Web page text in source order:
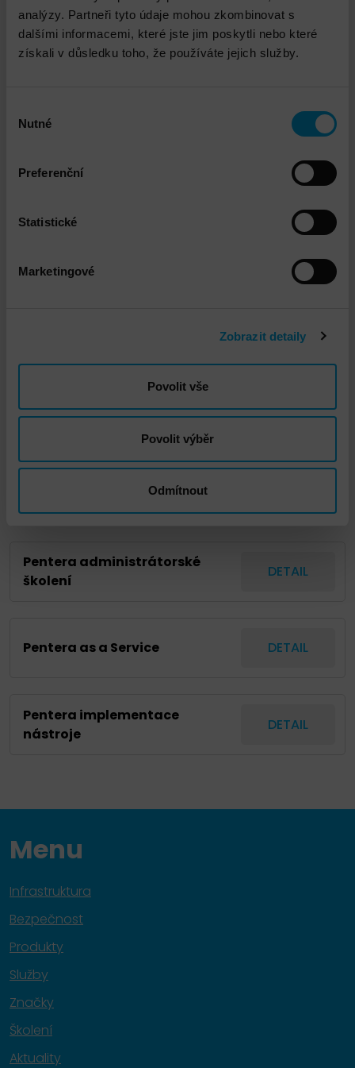
analýzy. Partneři tyto údaje mohou zkombinovat s
dalšími informacemi, které jste jim poskytli nebo které
získali v důsledku toho, že používáte jejich služby.
souhlasu
Nutné
Preferenční
Statistické
Marketingové
Zobrazit detaily
Povolit vše
Povolit výběr
Odmítnout
přizpůsobují a navrhují na míru konkrétnímu
požadavku.
Pokud v nabídce nenajdete to, co potřebujete nebo
Engineer time
DETAIL
infrastruktury
DETAIL
DNS - Project Manager as a
DETAIL
DNS - Školení „Základy
Pentera administrátorské
školení
DETAIL
Pentera as a Service DETAIL
Pentera implementace
nástroje
DETAIL
Menu
Infrastruktura
Bezpečnost
Produkty
Služby
Značky
Školení
Aktuality